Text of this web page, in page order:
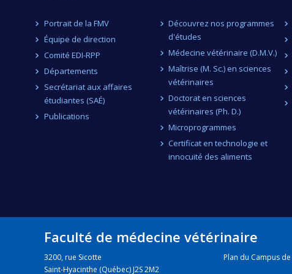
Portrait de la FMV
Équipe de direction
Comité EDI-RPP
Départements
Secrétariat aux affaires
étudiantes (SAÉ)
Publications
Découvrez nos programmes
d'études
Médecine vétérinaire (D.M.V.)
Maîtrise (M. Sc.) en sciences
vétérinaires
Doctorat en sciences
vétérinaires (Ph. D.)
Microprogrammes
Certificat en technologie et
innocuité des aliments
Faculté de médecine vétérinaire
3200, rue Sicotte
Saint-Hyacinthe (Québec) J2S 2M2
Plan du Campus de